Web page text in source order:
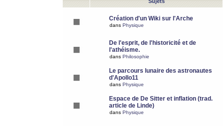
Création d'un Wiki sur l'Arche
dans Physique
De l'esprit, de l'historicité et de
l'athéisme.
dans Philosophie
Le parcours lunaire des astronautes
d'Apollo11
dans Physique
Espace de De Sitter et inflation (trad.
article de Linde)
dans Physique